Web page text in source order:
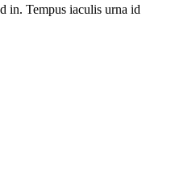
in. Tempus iaculis urna id